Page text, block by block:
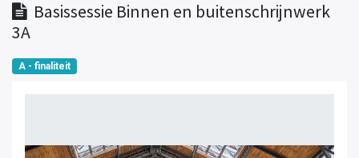
Basissessie Binnen en buitenschrijnwerk
3A
A - finaliteit